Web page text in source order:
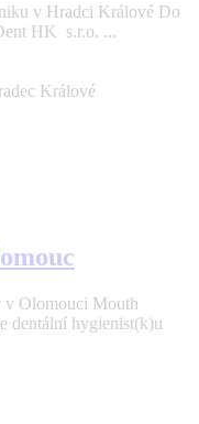
v Hradci Králové Do
HK s.r.o. ...
Králové
v Olomouci Mouth
dentální hygienist(k)u